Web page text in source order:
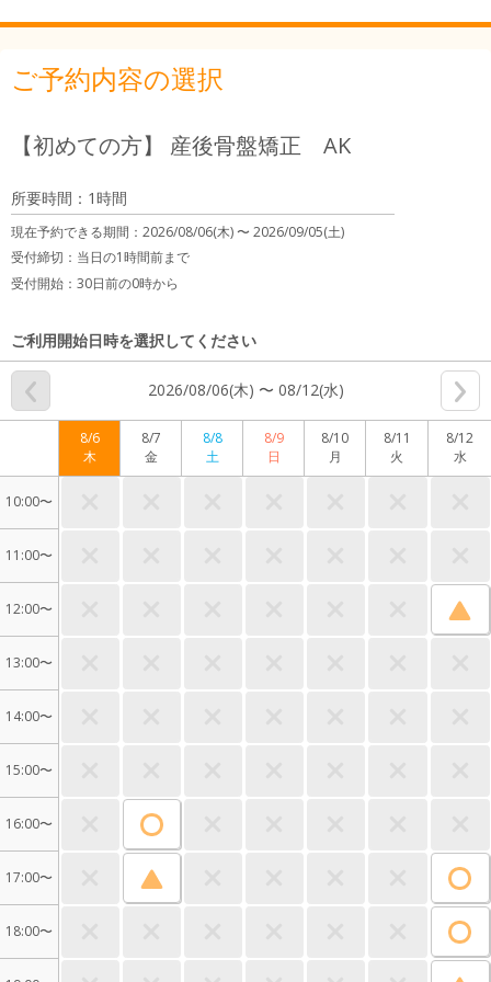
ご予約内容の選択
【初めての方】 産後骨盤矯正 AK
所要時間：1時間
現在予約できる期間： 2026/08/06(木) 〜2026/09/05(土)
受付締切： 当日の1時間前まで
受付開始： 30日前の0時から
ご利用開始日時を選択してください
2026/08/06(木) 〜 08/12(水)
8/6
木
8/7
金
8/8
土
8/9
日
8/10
月
8/11
火
8/12
水
10:00〜
11:00〜
12:00〜
13:00〜
14:00〜
15:00〜
16:00〜
17:00〜
18:00〜